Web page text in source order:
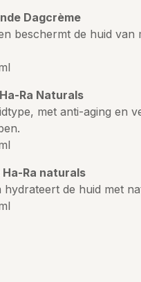
Dagcrème
beschermt de huid van
Ra Naturals
met anti-aging en
Ra naturals
hydrateert de huid met